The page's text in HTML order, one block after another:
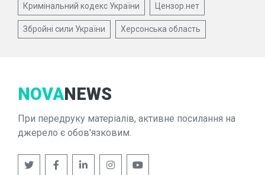
Кримінальний кодекс України Цензор.нет
Збройні сили України Херсонська область
NOVANEWS
При передруку матеріалів, активне посилання на
джерело є обов'язковим.